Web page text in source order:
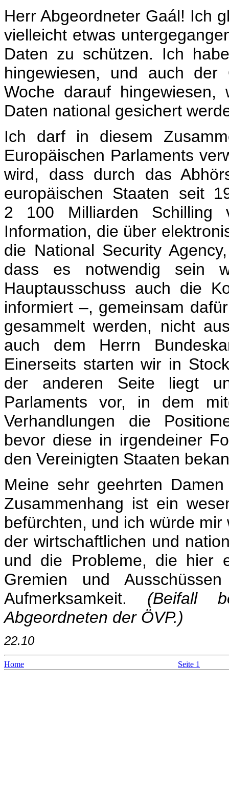
Herr Abgeordneter Gaál! Ich
vielleicht etwas
Daten zu schützen. Ich
hingewiesen, und auch
Woche darauf
Daten national gesichert
Ich darf in diesem
Europäischen Parlaments
wird, dass durch das
europäischen Staaten seit
2 100 Milliarden Schilling
Information, die über
die National Security
dass es notwendig sein
Hauptausschuss auch die
informiert –, gemeinsam
gesammelt werden, nicht
auch dem Herrn
Einerseits starten wir in
der anderen Seite liegt
Parlaments vor, in dem
Verhandlungen die
bevor diese in irgendeiner
den Vereinigten Staaten
Meine sehr geehrten
Zusammenhang ist ein
befürchten, und ich würde
der wirtschaftlichen und
und die Probleme, die hier
Gremien und
Aufmerksamkeit. (Beifall
Abgeordneten der ÖVP.)
22.10
Home Seite 1